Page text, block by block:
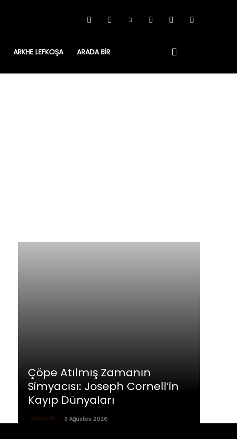
ARKHE LEFKOŞA ARADA BIR
Çöpe Atılmış Zamanın
Simyacısı: Joseph Cornell’in
Kayıp Dünyaları
Arada Bir 3 Ağustos 2026